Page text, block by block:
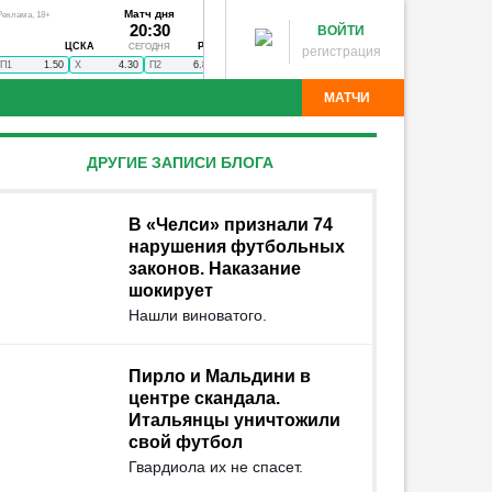
Матч дня
ЦСКА
20:30
СЕГОДНЯ РОСТОВ
18+
П1 1.50 X 4.30 П2 6.80 Фрибет 5х1000₽
ВОЙТИ
регистрация
МАТЧИ
- Манчестер Юнайтед Локомотив - Акрон Торпедо
Динамо М - Динамо Мхч Джохор Дарул Такзим -
Чита - Чертаново Шумбрат - 2DROTS
Оренбург - Локомотив Родина -
ДРУГИЕ ЗАПИСИ БЛОГА
В «Челси» признали 74
нарушения футбольных
законов. Наказание
шокирует
Нашли виноватого.
Пирло и Мальдини в
центре скандала.
Итальянцы уничтожили
свой футбол
Гвардиола их не спасет.